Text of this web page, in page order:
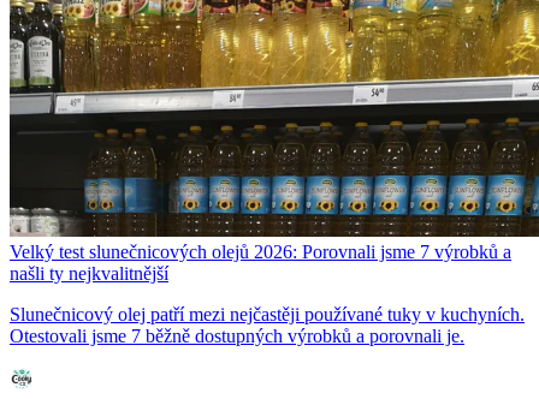
Velký test slunečnicových olejů 2026: Porovnali jsme 7 výrobků a
našli ty nejkvalitnější
Slunečnicový olej patří mezi nejčastěji používané tuky v kuchyních.
Otestovali jsme 7 běžně dostupných výrobků a porovnali je.